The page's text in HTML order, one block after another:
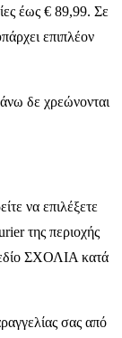
έως € 89,99. Σε
επιπλέον
δε χρεώνονται
να επιλέξετε
της περιοχής
ΣΧΟΛΙΑ κατά
σας από